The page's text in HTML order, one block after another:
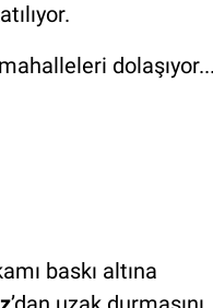
dolaşıyor...
baskı altına